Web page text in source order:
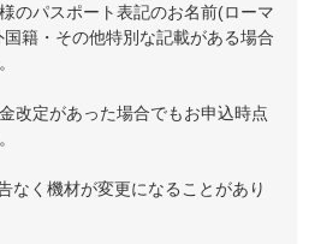
のパスポート表記のお名前(ローマ
籍・その他特別な記載がある場合
改定があった場合でもお申込時点
なく機材が変更になることがあり